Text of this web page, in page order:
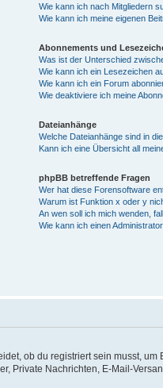
Wie kann ich nach Mitgliedern
Wie kann ich meine eigenen
Abonnements und
Was ist der Unterschied
Wie kann ich ein Lesezeichen
Wie kann ich ein Forum
Wie deaktiviere ich meine
Dateianhänge
Welche Dateianhänge sind in
Kann ich eine Übersicht all
phpBB betreffende Fragen
Wer hat diese Forensoftware
Warum ist Funktion x oder y
An wen soll ich mich wenden,
Wie kann ich einen
ob du registriert sein musst,
Private Nachrichten, E-Mail-